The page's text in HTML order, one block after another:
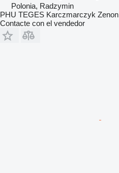
Polonia, Radzymin
PHU TEGES Karczmarczyk Zenon
Contacte con el vendedor